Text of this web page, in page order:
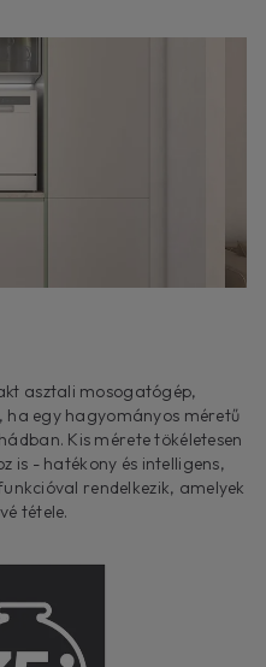
asztali mosogatógép,
ha egy hagyományos méretű
Kis mérete tökéletesen
is - hatékony és intelligens,
rendelkezik, amelyek
tétele.